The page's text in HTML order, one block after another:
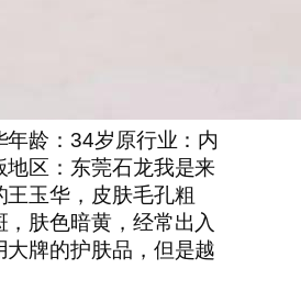
年龄：34岁原行业：内
地区：东莞石龙我是来
王玉华，皮肤毛孔粗
，肤色暗黄，经常出入
大牌的护肤品，但是越